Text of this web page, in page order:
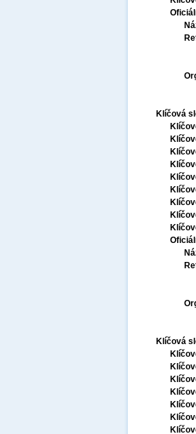
Klíčová
Klíčová